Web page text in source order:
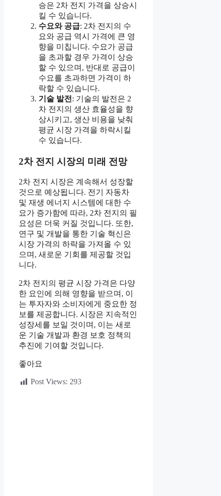
승은 2차 전지 가격을 상승시
킬 수 있습니다.
수요와 공급: 2차 전지의 수
요와 공급 역시 가격에 큰 영
향을 미칩니다. 수요가 공급
을 초과할 경우 가격이 상승
할 수 있으며, 반대로 공급이
수요를 초과하면 가격이 하
락할 수 있습니다.
기술 발전 : 기술의 발전은 2
차 전지의 생산 효율성을 향
상시키고, 생산 비용을 낮춰
평균 시장 가격을 하락시킬
수 있습니다.
2차 전지 시장의 미래 전망
2차 전지 시장은 계속해서 성장할
것으로 예상됩니다. 전기 자동차
및 재생 에너지 시스템에 대한 수
요가 증가함에 따라, 2차 전지의 필
요성은 더욱 커질 것입니다. 또한,
연구 및 개발을 통한 기술 혁신은
시장 가격의 하락을 가져올 수 있
으며, 새로운 기회를 제공할 것입
니다.
2차 전지의 평균 시장 가격은 다양
한 요인에 의해 영향을 받으며, 이
는 투자자와 소비자에게 중요한 정
보를 제공합니다. 시장은 지속적인
성장세를 보일 것이며, 이는 새로
운 기술 개발과 환경 보호 정책의
추진에 기여할 것입니다.
좋아요
Post Views: 293